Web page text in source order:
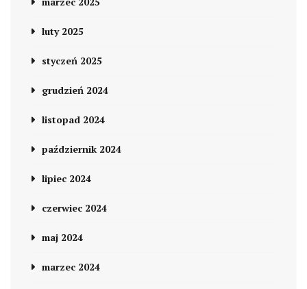
luty 2025
styczeń 2025
grudzień 2024
listopad 2024
październik 2024
lipiec 2024
czerwiec 2024
maj 2024
marzec 2024